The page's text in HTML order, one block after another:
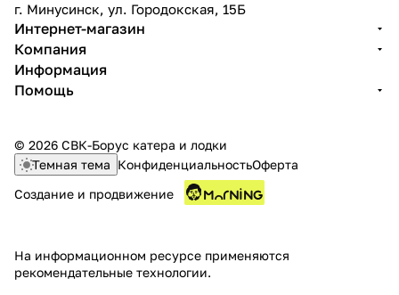
г. Минусинск, ул. Городокская, 15Б
Интернет-магазин
Компания
Информация
Помощь
© 2026 СВК-Борус катера и лодки
Темная тема КонфиденциальностьОферта
Создание и продвижение
На информационном ресурсе применяются
рекомендательные технологии.